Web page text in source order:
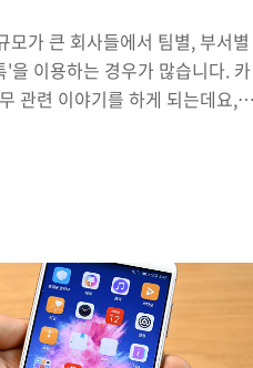
모가 큰 회사들에서 팀별, 부서별
을 이용하는 경우가 많습니다. 카
관련 이야기를 하게 되는데요,
때문이겠죠. 그렇지만 '협업툴'로
가지 불편함을 없애고자하는 스
업들을 중심으로 '업무용 메신
은데요, 업무혁신을 위한 협업툴
다고 합니다. △ 기업용 메신저